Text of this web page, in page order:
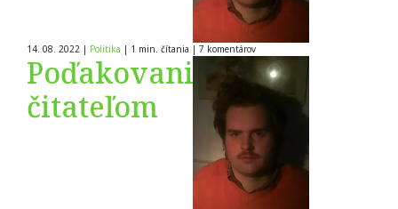
14. 08. 2022 | Politika | 1 min. čítania | 7 komentárov
Poďakovanie
čitateľom